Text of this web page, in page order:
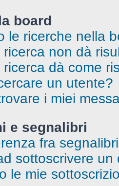
board
le ricerche nella
non dà
ricerca dà come
un utente?
i miei
e segnalibri
fra
sottoscrivere
le mie